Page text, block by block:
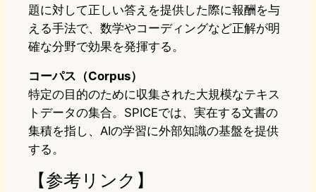
題に対して正しい答えを提供した際に報酬を与
える手法で、数学やコーディングなど正解が明
確な分野で効果を発揮する。
コーパス（Corpus）
特定の目的のために収集された大規模なテキス
トデータの集合。SPICEでは、実在する文書の
集積を指し、AIの学習に外部知識の基盤を提供
する。
【参考リンク】